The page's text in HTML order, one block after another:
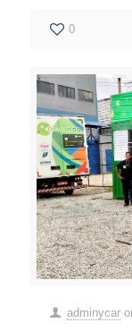
0
adminycar